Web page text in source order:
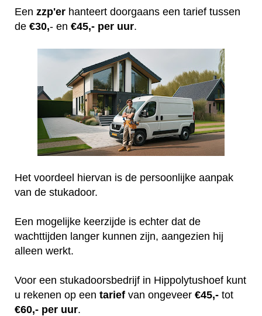
Een zzp'er hanteert doorgaans een tarief tussen
de €30,- en €45,- per uur.
Het voordeel hiervan is de persoonlijke aanpak
van de stukadoor.
Een mogelijke keerzijde is echter dat de
wachttijden langer kunnen zijn, aangezien hij
alleen werkt.
Voor een stukadoorsbedrijf in Hippolytushoef kunt
u rekenen op een tarief van ongeveer €45,- tot
€60,- per uur.